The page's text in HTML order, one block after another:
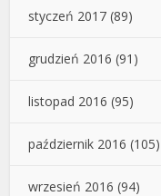
styczeń 2017 (89)
grudzień 2016 (91)
listopad 2016 (95)
październik 2016 (105)
wrzesień 2016 (94)